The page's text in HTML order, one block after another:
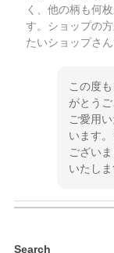
く、他の柄も何
す。ショップの
たいショップさん
この度
がとう
ご愛用
います
ござい
いたしま
Search